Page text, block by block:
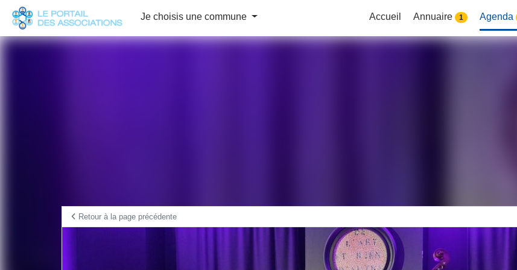
Je choisis une commune Accueil Annuaire 1 Agenda
Retour à la page précédente
Panneau de gestion des cookies